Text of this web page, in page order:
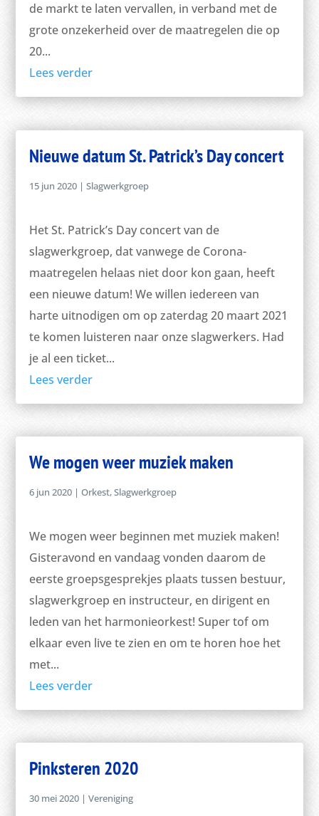
de markt te laten vervallen, in verband met de
grote onzekerheid over de maatregelen die op
20...
Lees verder
Nieuwe datum St. Patrick’s Day concert
15 jun 2020 |Slagwerkgroep
Het St. Patrick’s Day concert van de
slagwerkgroep, dat vanwege de Corona-
maatregelen helaas niet door kon gaan, heeft
een nieuwe datum! We willen iedereen van
harte uitnodigen om op zaterdag 20 maart 2021
te komen luisteren naar onze slagwerkers. Had
je al een ticket...
Lees verder
We mogen weer muziek maken
6 jun 2020 |Orkest,Slagwerkgroep
We mogen weer beginnen met muziek maken!
Gisteravond en vandaag vonden daarom de
eerste groepsgesprekjes plaats tussen bestuur,
slagwerkgroep en instructeur, en dirigent en
leden van het harmonieorkest! Super tof om
elkaar even live te zien en om te horen hoe het
met...
Lees verder
Pinksteren 2020
30 mei 2020 |Vereniging